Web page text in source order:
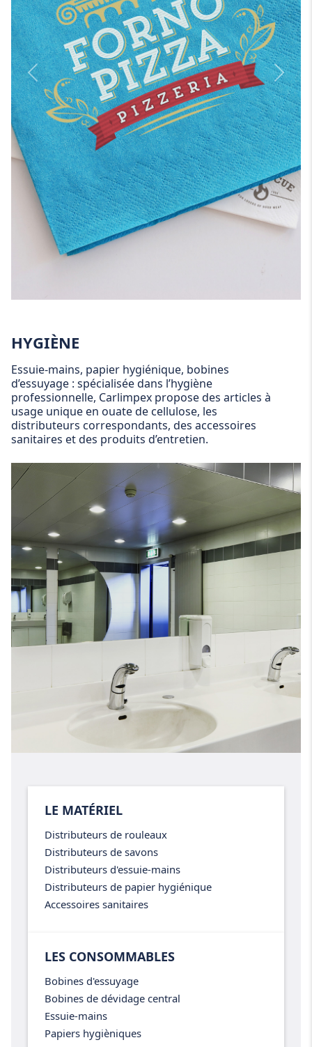
Personnalization
HYGIÈNE
Essuie-mains, papier hygiénique, bobines
d’essuyage : spécialisée dans l’hygiène
professionnelle, Carlimpex propose des articles à
usage unique en ouate de cellulose, les
distributeurs correspondants, des accessoires
sanitaires et des produits d’entretien.
LE MATÉRIEL
Distributeurs de rouleaux
Distributeurs de savons
Distributeurs d'essuie-mains
Distributeurs de papier hygiénique
Accessoires sanitaires
LES CONSOMMABLES
Bobines d'essuyage
Bobines de dévidage central
Essuie-mains
Papiers hygièniques